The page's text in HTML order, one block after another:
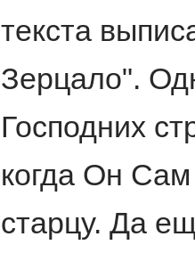
текста
Зерцало".
Господних
когда Он
старцу. Да